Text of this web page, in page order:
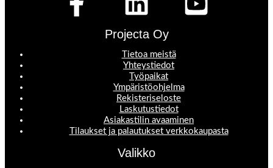
Projecta Oy
Tietoa meistä
Yhteystiedot
Työpaikat
Ympäristöohjelma
Rekisteriseloste
Laskutustiedot
Asiakastilin avaaminen
Tilaukset ja palautukset verkkokaupasta
Valikko